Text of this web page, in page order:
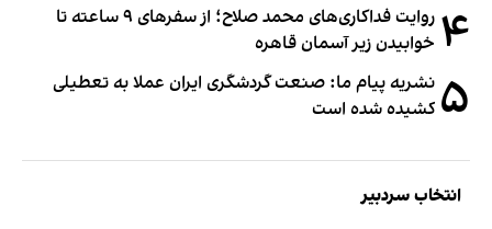
۴
روایت فداکاری‌های محمد صلاح؛ از سفرهای ۹ ساعته تا
خوابیدن زیر آسمان قاهره
۵ نشریه پیام ما: صنعت گردشگری ایران عملا به تعطیلی
کشیده شده است
انتخاب سردبیر